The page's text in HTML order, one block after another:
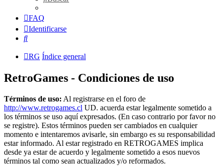
FAQ
Identificarse
Buscar
RG Índice general
RetroGames - Condiciones de uso
Términos de uso: Al registrarse en el foro de
http://www.retrogames.cl UD. acuerda estar legalmente sometido a
los términos se uso aquí expresados. (En caso contrario por favor no
se registre). Estos términos pueden ser cambiados en cualquier
momento e intentaremos avisarle, sin embargo es su responsabilidad
estar informado. Al estar registrado en RETROGAMES implica
desde ya estar de acuerdo y legalmente sometido a esos nuevos
términos tal como sean actualizados y/o reformados.